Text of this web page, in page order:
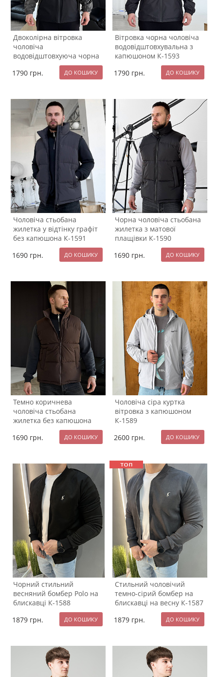
Двоколірна вітровка
чоловіча
водовідштовхуюча чорна
з сірим К-1594
1790 грн.
Вітровка чорна чоловіча
водовідштовхувальна з
капюшоном К-1593
1790 грн.
Чоловіча стьобана
жилетка у відтінку графіт
без капюшона К-1591
1690 грн.
Чорна чоловіча стьобана
жилетка з матової
плащівки К-1590
1690 грн.
Темно коричнева
чоловіча стьобана
жилетка без капюшона
1690 грн.
Чоловіча сіра куртка
вітровка з капюшоном
К-1589
2600 грн.
Чорний стильний
весняний бомбер Polo на
блискавці К-1588
1879 грн.
Стильний чоловічий
темно-сірий бомбер на
блискавці на весну К-1587
1879 грн.